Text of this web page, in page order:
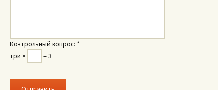
Контрольный вопрос: *
три ×
= 3